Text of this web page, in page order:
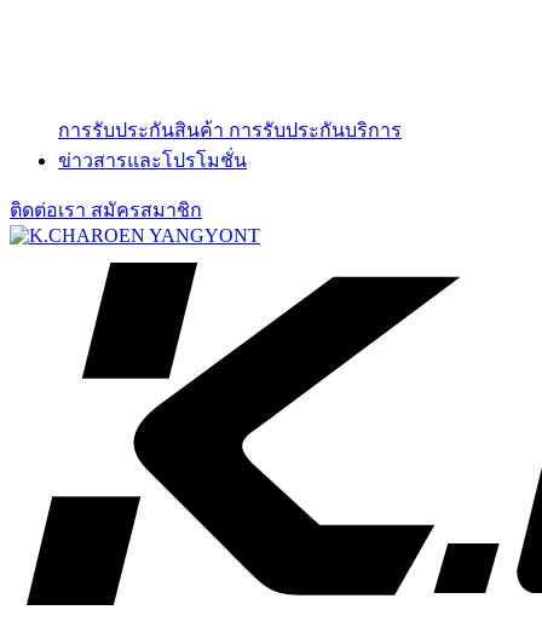
การรับประกันสินค้า การรับประกันบริการ
ข่าวสารและโปรโมชั่น
ติดต่อเรา สมัครสมาชิก